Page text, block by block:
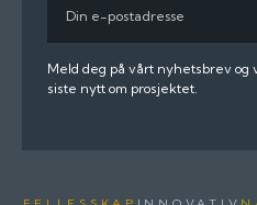
post
Meld deg på vårt nyhetsbrev
siste nytt om prosjektet.